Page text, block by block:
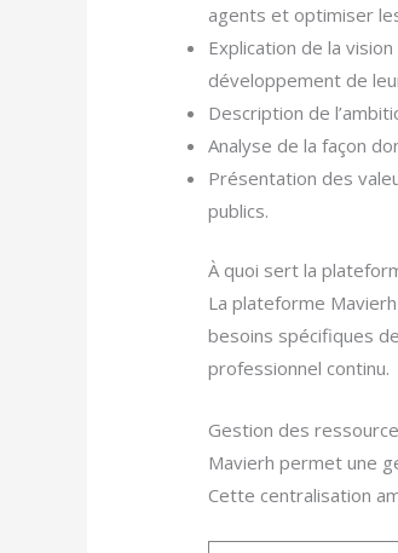
agents et optimiser
Explication de la
développement de
Description de
Analyse de la façon
Présentation des
publics.
À quoi sert la
La plateforme
besoins spécifiques
professionnel continu.
Gestion des
Mavierh permet une
Cette centralisation